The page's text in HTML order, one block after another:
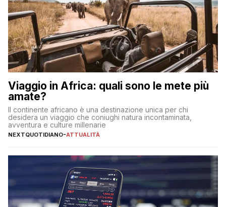
Viaggio in Africa: quali sono le mete più
amate?
Il continente africano è una destinazione unica per chi
desidera un viaggio che coniughi natura incontaminata,
avventura e culture millenarie
NEXTQUOTIDIANO-ATTUALITÀ